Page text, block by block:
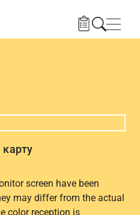
screen have been
may differ from the actual
color reception is